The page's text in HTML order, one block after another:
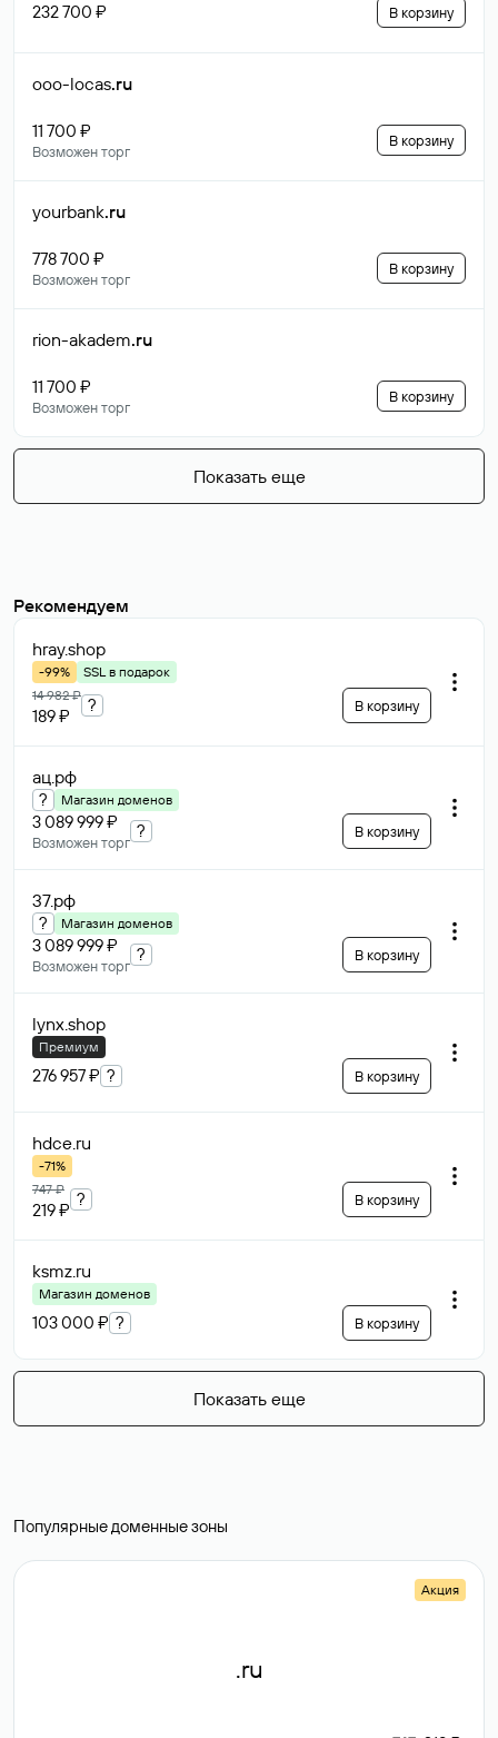
232 700 ₽ В корзину
ooo-locas.ru
11 700 ₽
Возможен торг
В корзину
yourbank.ru
778 700 ₽
Возможен торг
В корзину
rion-akadem.ru
11 700 ₽
Возможен торг
В корзину
Показать еще
Рекомендуем
hray.shop
-99%
SSL в подарок
14 982 ₽
189 ₽
? В корзину
ац.рф
? Магазин доменов
3 089 999 ₽
Возможен торг
? В корзину
37.рф
? Магазин доменов
3 089 999 ₽
Возможен торг
? В корзину
lynx.shop
Премиум
276 957 ₽ ? В корзину
hdce.ru
-71%
747 ₽
219 ₽
? В корзину
ksmz.ru
Магазин доменов
103 000 ₽ ? В корзину
Показать еще
Популярные доменные зоны
Акция
.ru